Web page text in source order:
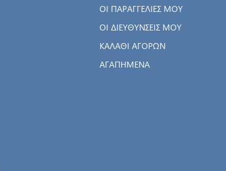
ΟΙ ΠΑΡΑΓΓΕΛΊΕΣ ΜΟΥ
ΟΙ ΔΙΕΥΘΎΝΣΕΙΣ ΜΟΥ
ΚΑΛΆΘΙ ΑΓΟΡΏΝ
ΑΓΑΠΗΜΈΝΑ